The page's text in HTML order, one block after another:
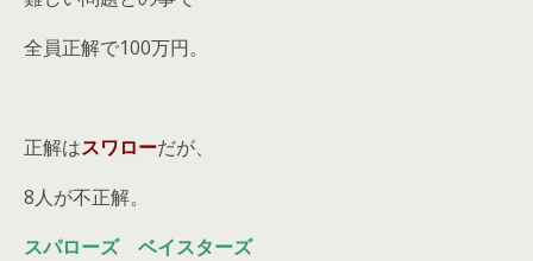
全員正解で100万円。
正解はスワローだが、
8人が不正解。
スパローズ ベイスターズ